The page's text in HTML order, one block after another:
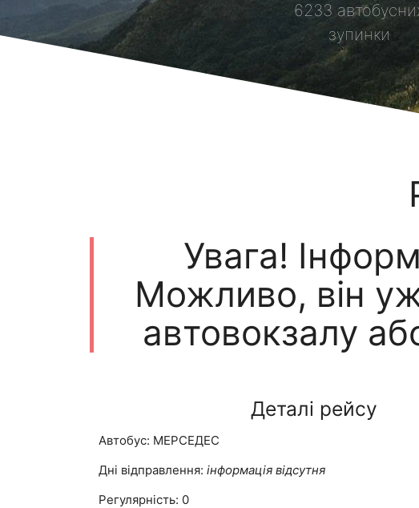
6233
зупинки
Увага!
Можливо, він
автовокзалу
Деталі рейсу
Автобус: МЕРСЕДЕС
Дні відправлення:інформація відсутня
Регулярність: 0